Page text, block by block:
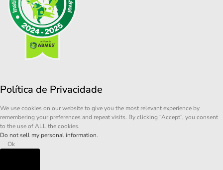
Política de Privacidade
We use cookies on our website to give you the most relevant experience by
remembering your preferences and repeat visits. By clicking “Accept”, you consent
to the use of ALL the cookies.
Do not sell my personal information.
Ok